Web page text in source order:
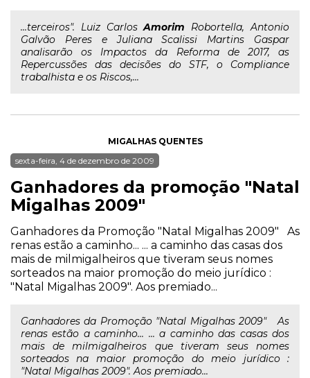
...terceiros". Luiz CarlosAmorim Robortella, Antonio
Galvão Peres e Juliana Scalissi Martins Gaspar
analisarão os Impactos da Reforma de 2017, as
Repercussões das decisões do STF, o Compliance
trabalhista e os Riscos,...
MIGALHAS QUENTES
sexta-feira, 4 de dezembro de 2009
Ganhadores da promoção "Natal
Migalhas 2009"
Ganhadores da Promoção "Natal Migalhas 2009" As
renas estão a caminho... ... a caminho das casas dos
mais de milmigalheiros que tiveram seus nomes
sorteados na maior promoção do meio jurídico :
"Natal Migalhas 2009". Aos premiado...
Ganhadores da Promoção "Natal Migalhas 2009" As
renas estão a caminho... ... a caminho das casas dos
mais de milmigalheiros que tiveram seus nomes
sorteados na maior promoção do meio jurídico :
"Natal Migalhas 2009". Aos premiado...